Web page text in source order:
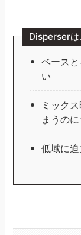
Disperserは
ベース
い
ミック
まうの
低域に